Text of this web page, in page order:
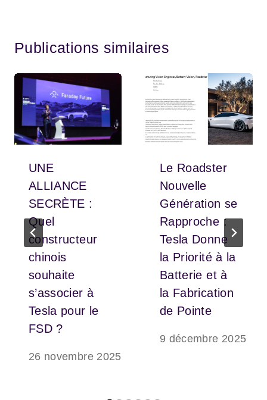
Publications similaires
UNE
ALLIANCE
SECRÈTE :
Quel
constructeur
chinois
souhaite
s’associer à
Tesla pour le
FSD ?
26 novembre 2025
Le Roadster
Nouvelle
Génération se
Rapproche :
Tesla Donne
la Priorité à la
Batterie et à
la Fabrication
de Pointe
9 décembre 2025